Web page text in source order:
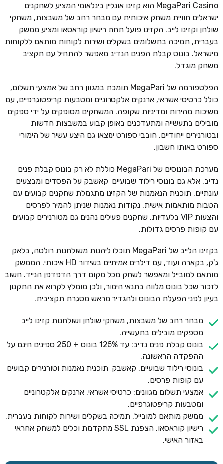
MegaPari Casino הוא קזינו אונליין בינלאומי המציע לשחקנים
ישראלים חוויית משחק איכותית עם מבחר רחב של משבצות, משחקי
שולחן וקזינו לייב. הקזינו פועל תחת רישיון קוראסאו ומציע ממשק
בעברית, תמיכה בתשלומים בשקלים ושירות לקוחות מותאם ללקוחות
מישראל. בונוס קבלת הפנים הנדיב מאפשר להתחיל עם תקציב
משחק מוגדל.
הפלטפורמה של MegaPari תומכת במגוון רחב של אמצעי תשלום,
כולל כרטיסי אשראי, ארנקים אלקטרוניים ומטבעות קריפטוגרפיים, עם
משיכות מהירות ומדיניות שקופה. המשחקים מסופקים על ידי ספקים
מובילים בתעשייה ומתעדכנים באופן קבוע במשבצות חדשות
ובטורנירים ייחודיים. חובבי ספורט ימצאו גם היצע עשיר של הימורי
ספורט באותו חשבון.
מערכת הבונוסים של MegaPari כוללת לא רק בונוס קבלת פנים
נדיב, אלא גם בונוסי רילוד שבועיים, קאשבק על הפסדים ומבצעים
עונתיים. תוכנית הנאמנות של הקזינו מתגמלת שחקנים קבועים עם
הטבות מותאמות אישית, נקודות נאמנות שניתן להמיר לפרסים
והצעות VIP בלעדיות. שחקנים פעילים נהנים גם מטורנירים קבועים
עם קופות פרסים גדולות.
בקזינו הלייב של MegaPari תוכלו ליהנות משולחנות רולטה, בלאק
ג'ק, בקארה ועוד, עם דילרים אמיתיים בשידור HD איכותי. הממשק
מותאם למובייל ומאפשר לשחק מכל מקום דרך הדפדפן הנייד. חשוב
לזכור שכל בונוס מלווה בתנאי הימור, ולכן מומלץ לקרוא את התקנון
בעיון לפני הפעלת הבונוס ולהגדיר מראש מסגרת תקציבית.
מבחר רחב של משבצות, משחקי שולחן ושולחנות קזינו לייב
מספקים מובילים בתעשייה.
בונוס קבלת פנים נדיב: עד 125% בונוס + 250 ספינים חינם על
ההפקדה הראשונה.
בונוסי רילוד שבועיים, קאשבק, תוכנית נאמנות וטורנירים קבועים
עם קופות פרסים.
אמצעי תשלום מגוונים: כרטיסי אשראי, ארנקים אלקטרוניים
ומטבעות קריפטוגרפיים.
ממשק מותאם למובייל, תמיכה בשקלים ושירות לקוחות בעברית.
רישיון קוראסאו, הצפנת SSL מתקדמת וכלים למשחק אחראי
באזור האישי.